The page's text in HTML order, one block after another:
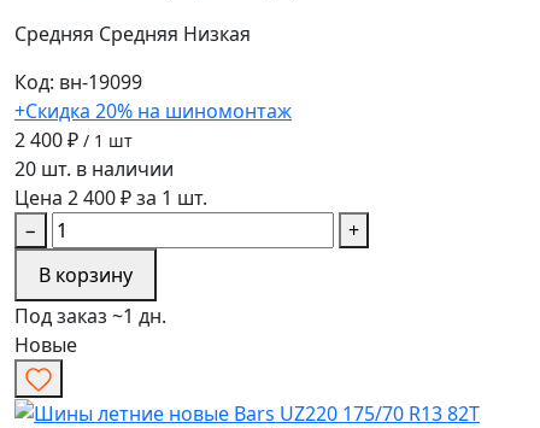
Средняя Средняя Низкая
Код: вн-19099
+Скидка 20% на шиномонтаж
2 400 ₽ / 1 шт
20 шт. в наличии
Цена 2 400 ₽ за 1 шт.
−
+
В корзину
Под заказ ~1 дн.
Новые